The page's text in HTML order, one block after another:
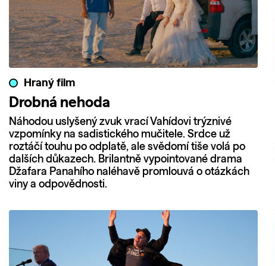
Hraný film
Drobná nehoda
Náhodou uslyšený zvuk vrací Vahídovi trýznivé
vzpomínky na sadistického mučitele. Srdce už
roztáčí touhu po odplatě, ale svědomí tiše volá po
dalších důkazech. Brilantně vypointované drama
Džafara Panahího naléhavě promlouvá o otázkách
viny a odpovědnosti.